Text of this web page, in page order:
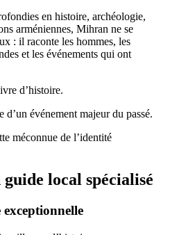
en histoire, archéologie,
arméniennes, Mihran ne se
: il raconte les hommes, les
et les événements qui ont
d’histoire.
événement majeur du passé.
méconnue de l’identité
guide local spécialisé